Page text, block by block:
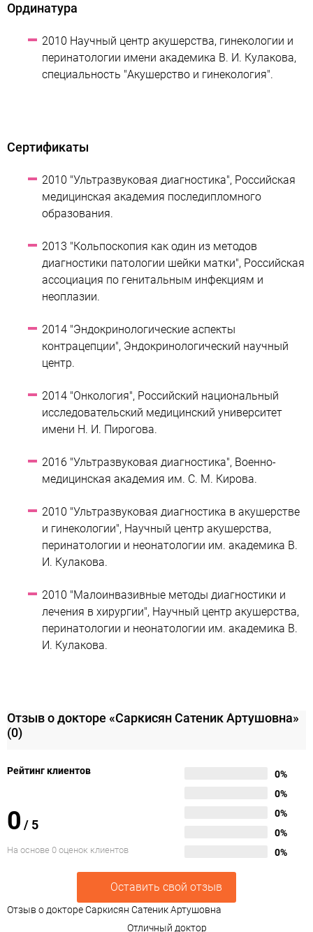
Ординатура
2010 Научный центр акушерства, гинекологии и
перинатологии имени академика В. И. Кулакова,
специальность "Акушерство и гинекология".
Сертификаты
2010 "Ультразвуковая диагностика", Российская
медицинская академия последипломного
образования.
2013 "Кольпоскопия как один из методов
диагностики патологии шейки матки", Российская
ассоциация по генитальным инфекциям и
неоплазии.
2014 "Эндокринологические аспекты
контрацепции", Эндокринологический научный
центр.
2014 "Онкология", Российский национальный
исследовательский медицинский университет
имени Н. И. Пирогова.
2016 "Ультразвуковая диагностика", Военно-
медицинская академия им. С. М. Кирова.
2010 "Ультразвуковая диагностика в акушерстве
и гинекологии", Научный центр акушерства,
перинатологии и неонатологии им. академика В.
И. Кулакова.
2010 "Малоинвазивные методы диагностики и
лечения в хирургии", Научный центр акушерства,
перинатологии и неонатологии им. академика В.
И. Кулакова.
Отзыв о докторе «Саркисян Сатеник Артушовна»
(0)
Рейтинг клиентов
0 / 5
На основе 0 оценок клиентов
0%
0%
0%
0%
0%
Оставить свой отзыв
Отзыв о докторе Саркисян Сатеник Артушовна
Отличный доктор